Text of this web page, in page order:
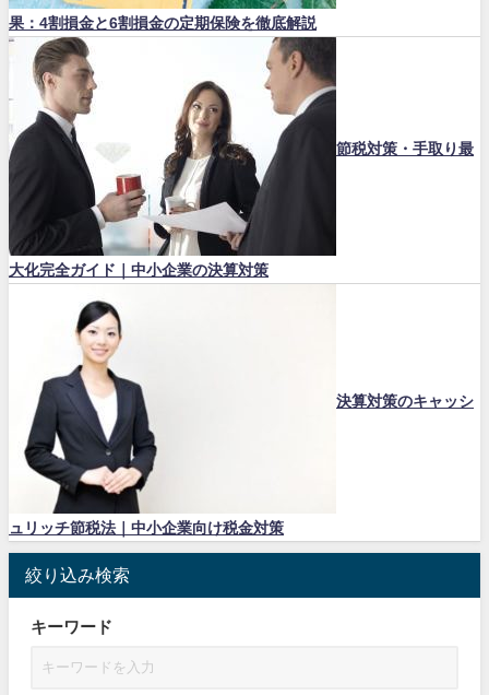
果：4割損金と6割損金の定期保険を徹底解説
節税対策・手取り最
大化完全ガイド｜中小企業の決算対策
決算対策のキャッシ
ュリッチ節税法｜中小企業向け税金対策
絞り込み検索
キーワード